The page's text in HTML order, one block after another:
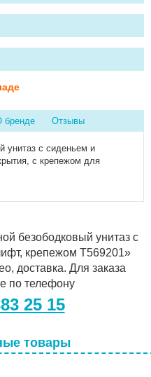
бренде Отзывы
унитаз с сиденьем и
с крепежом для
безободковый унитаз с
крепежом T569201»
доставка. Для заказа
по телефону
25 15
товары